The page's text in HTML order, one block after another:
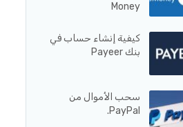
Money
كيفية إنشاء حساب في
بنك Payeer
سحب الأموال من
PayPal.